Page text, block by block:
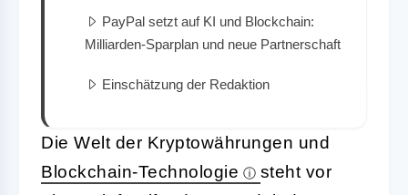
PayPal setzt auf KI und Blockchain:
Milliarden-Sparplan und neue Partnerschaft
Einschätzung der Redaktion
Die Welt der Kryptowährungen und
Blockchain-Technologie
steht vor